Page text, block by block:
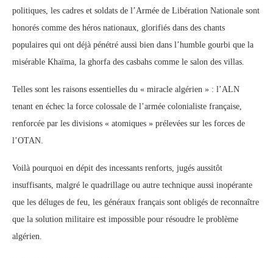
politiques, les cadres et soldats de l’Armée de Libération Nationale sont
honorés comme des héros nationaux, glorifiés dans des chants
populaires qui ont déjà pénétré aussi bien dans l’humble gourbi que la
misérable Khaïma, la ghorfa des casbahs comme le salon des villas.
Telles sont les raisons essentielles du « miracle algérien » : l’ALN
tenant en échec la force colossale de l’armée colonialiste française,
renforcée par les divisions « atomiques » prélevées sur les forces de
l’OTAN.
Voilà pourquoi en dépit des incessants renforts, jugés aussitôt
insuffisants, malgré le quadrillage ou autre technique aussi inopérante
que les déluges de feu, les généraux français sont obligés de reconnaître
que la solution militaire est impossible pour résoudre le problème
algérien.